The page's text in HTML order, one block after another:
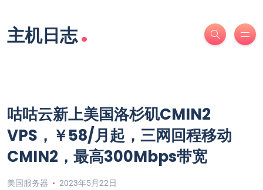
主机日志.
咕咕云新上美国洛杉矶CMIN2
VPS，￥58/月起，三网回程移动
CMIN2，最高300Mbps带宽
美国服务器 2023年5月22日